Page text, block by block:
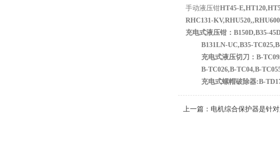
手动液压钳HT45-
RHC131-
充电式液压钳： B150D,B35-
B131LN-UC,B35-
充电式液压切刀： B-
B-TC026,B-TC04,B-
充电式螺帽破除器:B-
上一篇： 电机综合保护器是针